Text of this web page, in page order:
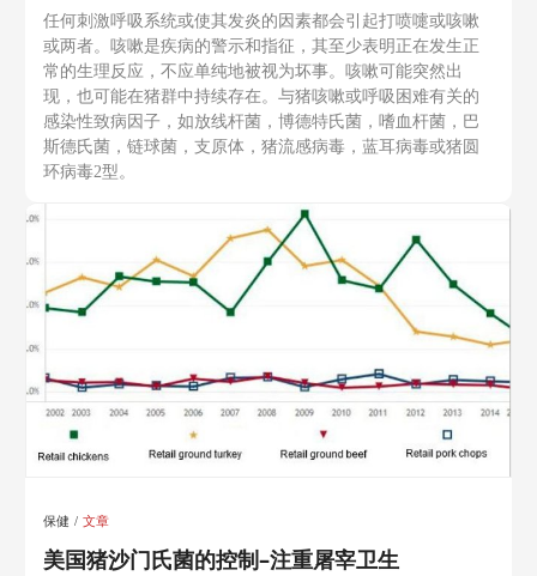
任何刺激呼吸系统或使其发炎的因素都会引起打喷嚏或咳嗽
或两者。咳嗽是疾病的警示和指征，其至少表明正在发生正
常的生理反应，不应单纯地被视为坏事。咳嗽可能突然出
现，也可能在猪群中持续存在。与猪咳嗽或呼吸困难有关的
感染性致病因子，如放线杆菌，博德特氏菌，嗜血杆菌，巴
斯德氏菌，链球菌，支原体，猪流感病毒，蓝耳病毒或猪圆
环病毒2型。
保健 文章
美国猪沙门氏菌的控制–注重屠宰卫生